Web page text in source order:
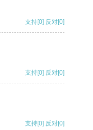
支持[0] 反对[0]
支持[0] 反对[0]
支持[0] 反对[0]